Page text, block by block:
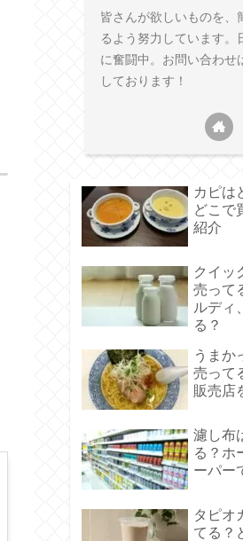
皆さんが欲しいものを、
るよう努力しています。
に奮闘中。お問い合わせ
しております！
カピは
どこで
紹介
クイッ
売って
ルディ
る？
うまか
売って
販売店
濾し布
る？ホ
ーパー
タピオ
てる？